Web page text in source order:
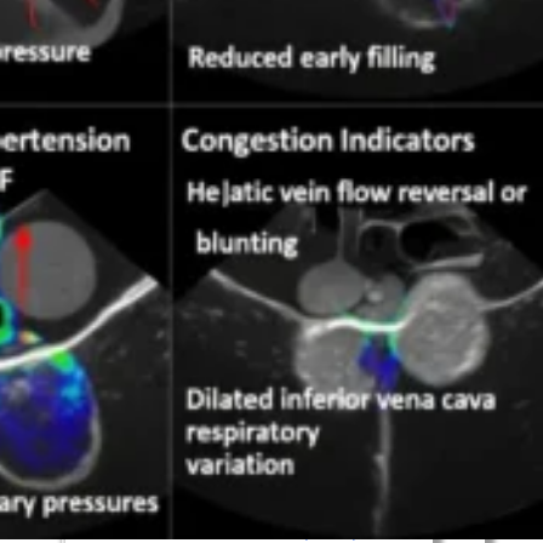
🧪کانتراست اکو
📊اکو داپلر طیفی
💗اکو داپلر رنگی
🫀اکو داپلر بافتی TDI
💪استرین اکو
👶اکو جنینی
📉نوار قلب
⌚هولتر فشارخون
💓هولتر ضربان قلب
🚴‍♀️تست ورزش
💉آنژیوگرافی
🩺تشخیص‌ودرمان
💬مشاوره
🛡️مشاوره پیشگیری
🍎مشاوره تخصصی تغذیه
🩸بیماران دیابتی
♀️قلب بانوان
🔎چکاپ و غربالگری
🚭مشاوره ترک سیگار
🎗️درمان سرطان سینه